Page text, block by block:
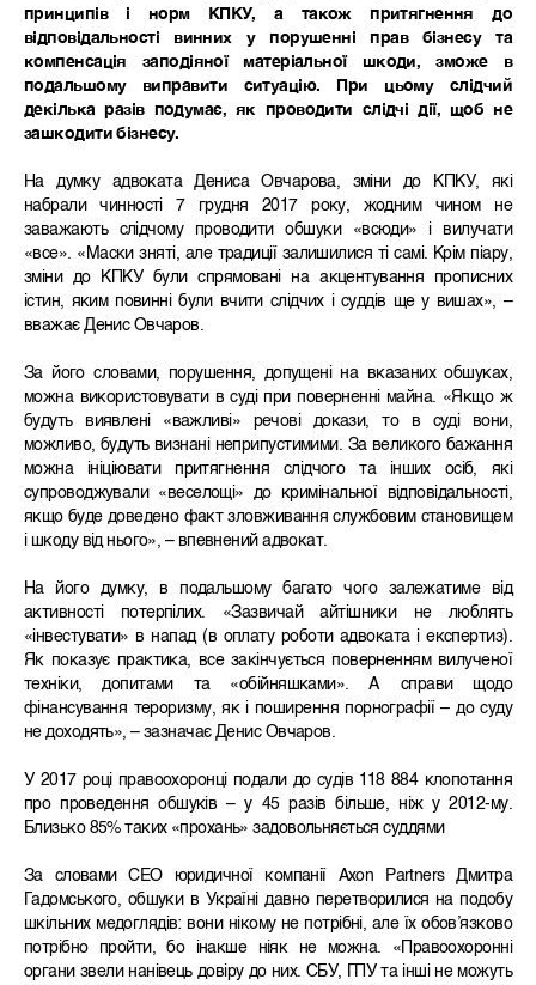
принципів і норм КПКУ, а також притягнення до
відповідальності винних у порушенні прав бізнесу та
компенсація заподіяної матеріальної шкоди, зможе в
подальшому виправити ситуацію. При цьому слідчий
декілька разів подумає, як проводити слідчі дії, щоб не
зашкодити бізнесу.
На думку адвоката Дениса Овчарова, зміни до КПКУ, які
набрали чинності 7 грудня 2017 року, жодним чином не
заважають слідчому проводити обшуки «всюди» і вилучати
«все». «Маски зняті, але традиції залишилися ті самі. Крім піару,
зміни до КПКУ були спрямовані на акцентування прописних
істин, яким повинні були вчити слідчих і суддів ще у вишах», –
вважає Денис Овчаров.
За його словами, порушення, допущені на вказаних обшуках,
можна використовувати в суді при поверненні майна. «Якщо ж
будуть виявлені «важливі» речові докази, то в суді вони,
можливо, будуть визнані неприпустимими. За великого бажання
можна ініціювати притягнення слідчого та інших осіб, які
супроводжували «веселощі» до кримінальної відповідальності,
якщо буде доведено факт зловживання службовим становищем
і шкоду від нього», – впевнений адвокат.
На його думку, в подальшому багато чого залежатиме від
активності потерпілих. «Зазвичай айтішники не люблять
«інвестувати» в напад (в оплату роботи адвоката і експертиз).
Як показує практика, все закінчується поверненням вилученої
техніки, допитами та «обійняшками». А справи щодо
фінансування тероризму, як і поширення порнографії – до суду
не доходять», – зазначає Денис Овчаров.
У 2017 році правоохоронці подали до судів 118 884 клопотання
про проведення обшуків – у 45 разів більше, ніж у 2012-му.
Близько 85% таких «прохань» задовольняється суддями
За словами CEO юридичної компанії Axon Partners Дмитра
Гадомського, обшуки в Україні давно перетворилися на подобу
шкільних медоглядів: вони нікому не потрібні, але їх обов’язково
потрібно пройти, бо інакше ніяк не можна. «Правоохоронні
органи звели нанівець довіру до них. СБУ, ГПУ та інші не можуть